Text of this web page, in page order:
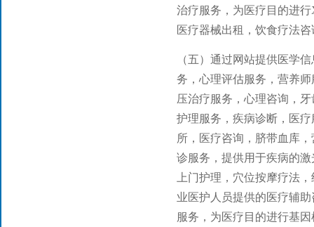
治疗服务，为医疗目的进
医疗器械出租，饮食疗法
（五）通过网站提供医学
务，心理评估服务，营养
压治疗服务，心理咨询，牙
护理服务，疾病诊断，医
所，医疗咨询，脐带血库
诊服务，提供用于疾病的
上门护理，穴位按摩疗法
业医护人员提供的医疗辅
服务，为医疗目的进行基